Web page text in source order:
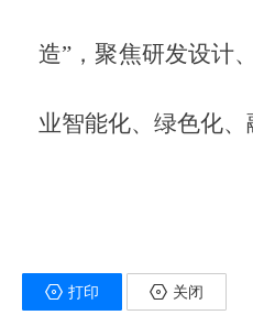
造”，聚焦研发设计
业智能化、绿色化
打印 关闭